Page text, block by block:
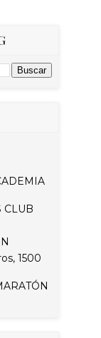
CLUB
1500